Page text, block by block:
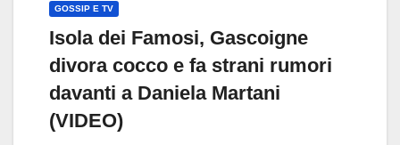
GOSSIP E TV
Isola dei Famosi, Gascoigne
divora cocco e fa strani rumori
davanti a Daniela Martani
(VIDEO)